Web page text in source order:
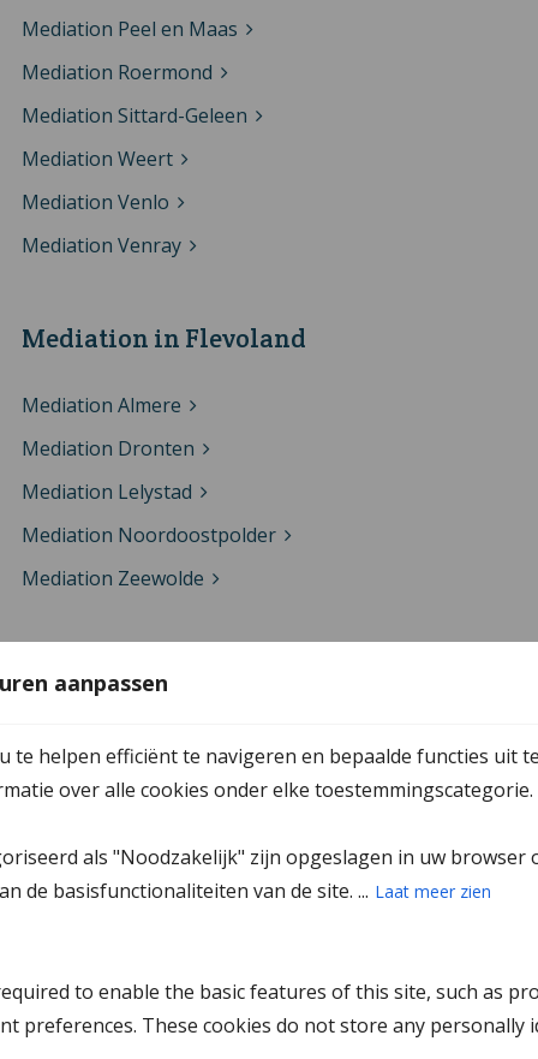
aanpassen
te helpen efficiënt te navigeren en bepaalde functies uit
over alle cookies onder elke toestemmingscategorie.
als "Noodzakelijk" zijn opgeslagen in uw browser
de basisfunctionaliteiten van de site. ... Laat meer zien
to enable the basic features of this site, such as
preferences. These cookies do not store any personally
Mediation Peel en Maas
Mediation Roermond
Mediation Sittard-Geleen
Mediation Weert
Mediation Venlo
Mediation Venray
Mediation in Flevoland
Mediation Almere
Mediation Dronten
Mediation Lelystad
Mediation Noordoostpolder
Mediation Zeewolde
Mediation in Zeeland
Mediation Middelburg
Mediation Terneuzen
Mediation Zierikzee